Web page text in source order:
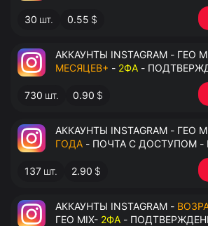
30 шт. 0.55 $
АККАУНТЫ INSTAGRAM - ГЕО
МЕСЯЦЕВ+ - 2ФА -
730 шт. 0.90 $
АККАУНТЫ INSTAGRAM - ГЕО
ГОДА - ПОЧТА С ДОСТУПОМ -
137 шт. 2.90 $
АККАУНТЫ INSTAGRAM -
ГЕО MIX- 2ФА -